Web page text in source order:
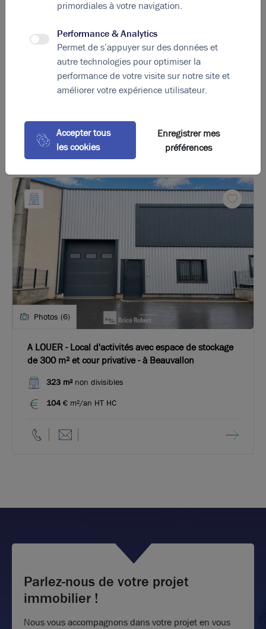
C D E F G
Indice d'émission de gaz à effet de serre
Diagnostic GES en cours
Ces offres peuvent vous intéresser !
Photos (6)
A LOUER - Local d'activités avec espace de stockage
de 300 m² et cour privative - à Beauvallon
323 m²non divisibles
104€ m²/an HT HC
Parlez-nous de votre projet
immobilier !
Nous vous accompagnons dans votre projet en vous
primordiales à votre navigation.
Performance & Analytics
Permet de s’appuyer sur des données et
autre technologies pour optimiser la
performance de votre visite sur notre site et
améliorer votre expérience utilisateur.
Accepter tous
les cookies
Enregistrer mes
préférences